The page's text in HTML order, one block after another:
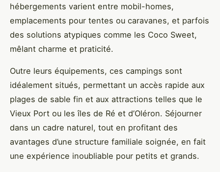
hébergements varient entre mobil-homes,
emplacements pour tentes ou caravanes, et parfois
des solutions atypiques comme les Coco Sweet,
mêlant charme et praticité.
Outre leurs équipements, ces campings sont
idéalement situés, permettant un accès rapide aux
plages de sable fin et aux attractions telles que le
Vieux Port ou les îles de Ré et d’Oléron. Séjourner
dans un cadre naturel, tout en profitant des
avantages d’une structure familiale soignée, en fait
une expérience inoubliable pour petits et grands.